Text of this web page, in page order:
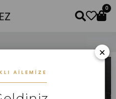
0
×
AILEMIZE